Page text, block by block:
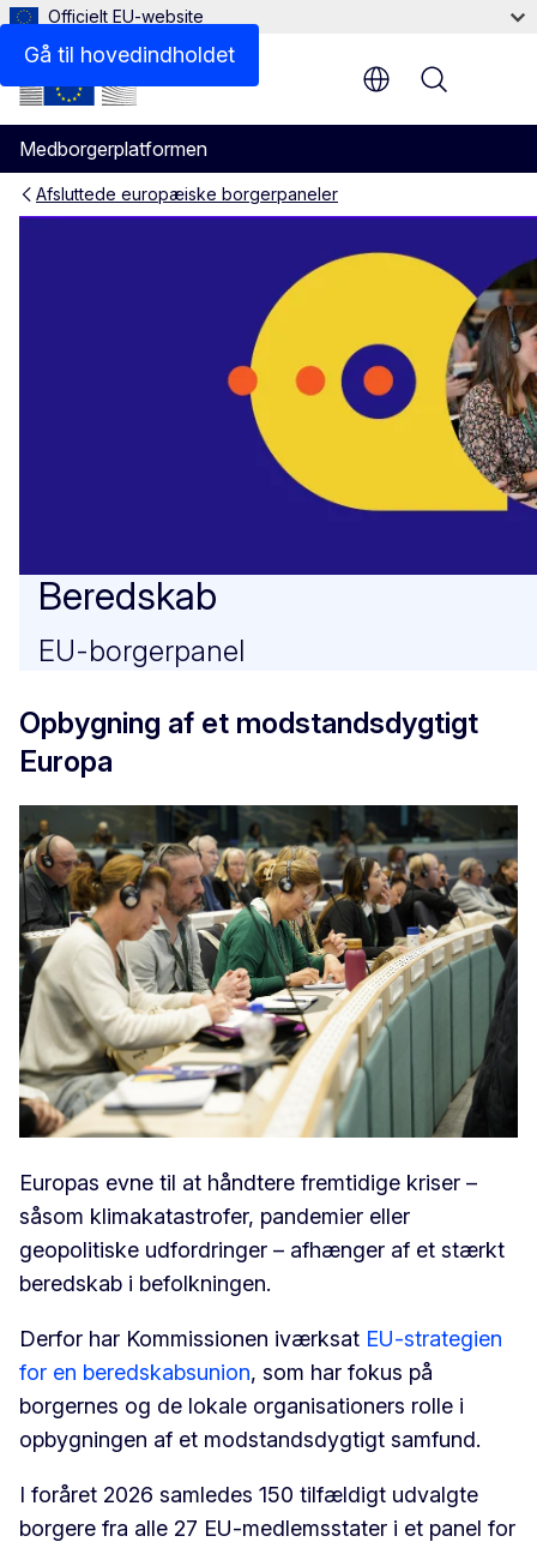
Gå til hovedindholdet
Officielt EU-website
Medborgerplatformen
Menu
Afsluttede europæiske borgerpaneler
Beredskab
EU-borgerpanel
Opbygning af et modstandsdygtigt
Europa
Europas evne til at håndtere fremtidige kriser –
såsom klimakatastrofer, pandemier eller
geopolitiske udfordringer – afhænger af et stærkt
beredskab i befolkningen.
Derfor har Kommissionen iværksat EU-strategien
for en beredskabsunion, som har fokus på
borgernes og de lokale organisationers rolle i
opbygningen af et modstandsdygtigt samfund.
I foråret 2026 samledes 150 tilfældigt udvalgte
borgere fra alle 27 EU-medlemsstater i et panel for